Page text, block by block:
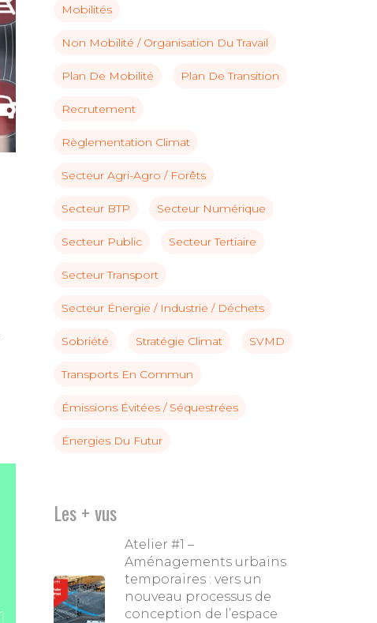
Mobilités
Non Mobilité / Organisation Du Travail
Plan De Mobilité Plan De Transition
Recrutement
Règlementation Climat
Secteur Agri-Agro / Forêts
Secteur BTP Secteur Numérique
Secteur Public Secteur Tertiaire
Secteur Transport
Secteur Énergie / Industrie / Déchets
Sobriété Stratégie Climat SVMD
Transports En Commun
Émissions Évitées / Séquestrées
Énergies Du Futur
Les + vus
Atelier #1 –
Aménagements urbains
temporaires : vers un
nouveau processus de
conception de l’espace
Contact